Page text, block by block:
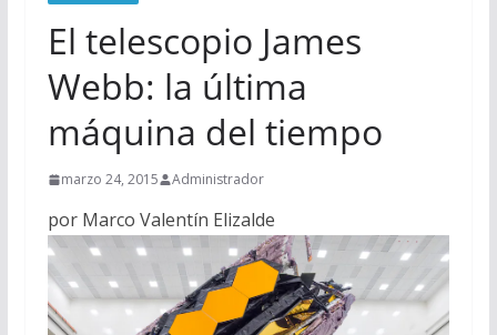
El telescopio James
Webb: la última
máquina del tiempo
marzo 24, 2015 Administrador
por Marco Valentín Elizalde